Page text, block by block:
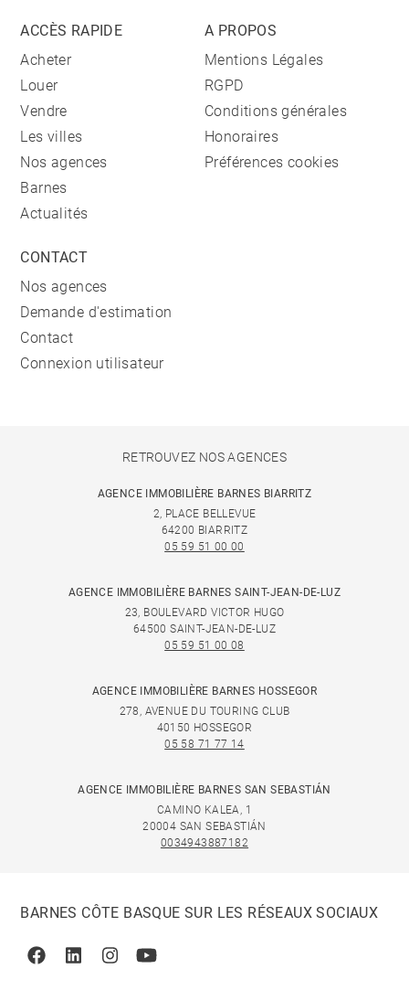
ACCÈS RAPIDE
Acheter
Louer
Vendre
Les villes
Nos agences
Barnes
Actualités
A PROPOS
Mentions Légales
RGPD
Conditions générales
Honoraires
Préférences cookies
CONTACT
Nos agences
Demande d'estimation
Contact
Connexion utilisateur
RETROUVEZ NOS AGENCES
AGENCE IMMOBILIÈRE BARNES BIARRITZ
2, PLACE BELLEVUE
64200 BIARRITZ
05 59 51 00 00
AGENCE IMMOBILIÈRE BARNES SAINT-JEAN-DE-LUZ
23, BOULEVARD VICTOR HUGO
64500 SAINT-JEAN-DE-LUZ
05 59 51 00 08
AGENCE IMMOBILIÈRE BARNES HOSSEGOR
278, AVENUE DU TOURING CLUB
40150 HOSSEGOR
05 58 71 77 14
AGENCE IMMOBILIÈRE BARNES SAN SEBASTIÁN
CAMINO KALEA, 1
20004 SAN SEBASTIÁN
0034943887182
BARNES CÔTE BASQUE SUR LES RÉSEAUX SOCIAUX
FacebookLinkedinInstagramYoutube